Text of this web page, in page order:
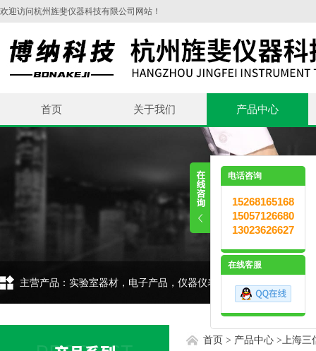
欢迎访问杭州旌斐仪器科技有限公司网站！
首页 关于我们 产品中心
主营产品：实验室器材，电子产品，仪器仪表，环保设备，五金交
首页 > 产品中心 >上海三
电话咨询
15268165168
15057126680
13023626627
在线客服